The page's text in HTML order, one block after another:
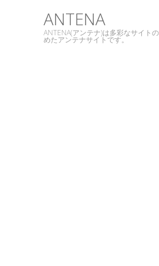
ANTENA
ANTENA(アンテナ)は多彩なサイト
めたアンテナサイトです。